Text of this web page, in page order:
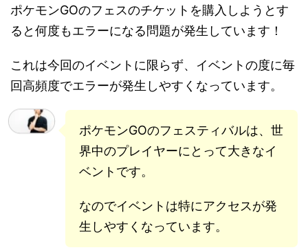
ポケモンGOのフェスのチケットを購入しようとす
ると何度もエラーになる問題が発生しています！
これは今回のイベントに限らず、イベントの度に毎
回高頻度でエラーが発生しやすくなっています。
ポケモンGOのフェスティバルは、世
界中のプレイヤーにとって大きなイ
ベントです。
なのでイベントは特にアクセスが発
生しやすくなっています。